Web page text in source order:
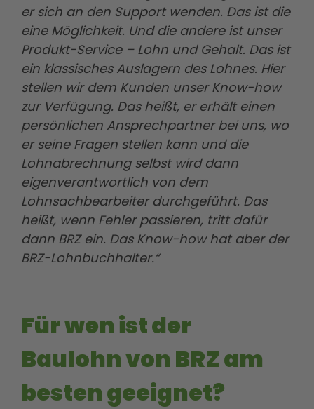
er sich an den Support wenden. Das ist die
eine Möglichkeit. Und die andere ist unser
Produkt-Service – Lohn und Gehalt. Das ist
ein klassisches Auslagern des Lohnes. Hier
stellen wir dem Kunden unser Know-how
zur Verfügung. Das heißt, er erhält einen
persönlichen Ansprechpartner bei uns, wo
er seine Fragen stellen kann und die
Lohnabrechnung selbst wird dann
eigenverantwortlich von dem
Lohnsachbearbeiter durchgeführt. Das
heißt, wenn Fehler passieren, tritt dafür
dann BRZ ein. Das Know-how hat aber der
BRZ-Lohnbuchhalter.“
Für wen ist der
Baulohn von BRZ am
besten geeignet?